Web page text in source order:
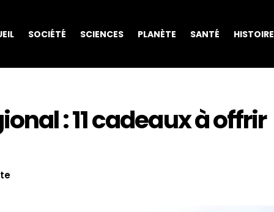
SOCIÉTÉ SCIENCES PLANÈTE SANTÉ HISTOIRE
: 11 cadeaux à offrir